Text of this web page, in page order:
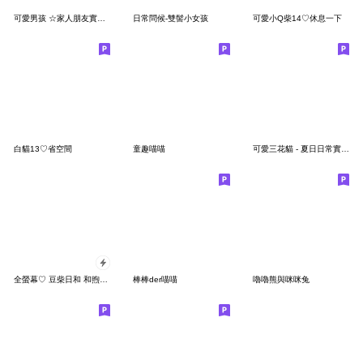
日常問候-雙髻小女孩 可愛小Q柴14♡休息一下
白貓13♡省空間 童趣喵喵 可愛三花貓 - 夏日日常實用貼圖
全螢幕♡ 豆柴日和 和煦春天 棒棒der喵喵 嚕嚕熊與咪咪兔